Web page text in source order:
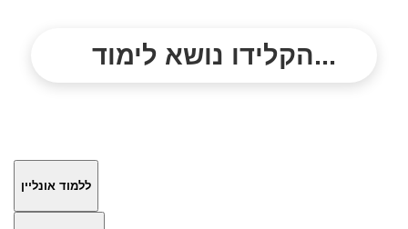
הקלידו נושא לימוד...
ללמוד אונליין